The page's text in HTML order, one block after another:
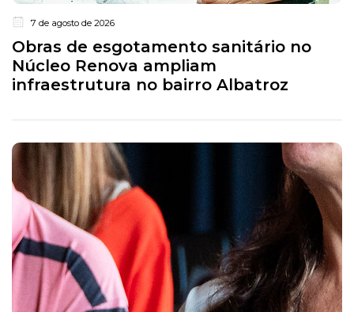
7 de agosto de 2026
Obras de esgotamento sanitário no
Núcleo Renova ampliam
infraestrutura no bairro Albatroz